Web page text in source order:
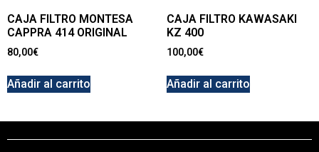
CAJA FILTRO MONTESA
CAPPRA 414 ORIGINAL
80,00€
Añadir al carrito
CAJA FILTRO KAWASAKI
KZ 400
100,00€
Añadir al carrito